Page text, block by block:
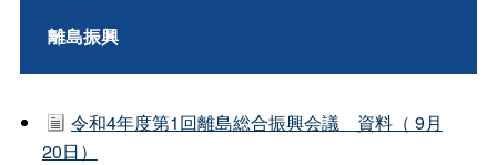
離島振興
令和4年度第1回離島総合振興会議 資料（ 9月
20日）